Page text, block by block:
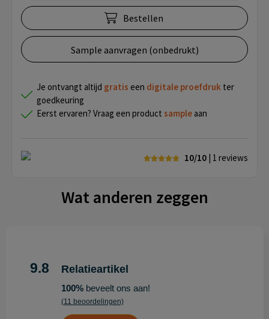
Bestellen
Sample aanvragen (onbedrukt)
Je ontvangt altijd gratis een digitale proefdruk ter
goedkeuring
Eerst ervaren? Vraag een product sample aan
10/10 | 1 reviews
Wat anderen zeggen
9.8 Relatieartikel
100%beveelt ons aan!
(11 beoordelingen)